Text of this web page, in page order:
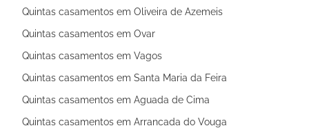
Quintas casamentos em Oliveira de Azemeis
Quintas casamentos em Ovar
Quintas casamentos em Vagos
Quintas casamentos em Santa Maria da Feira
Quintas casamentos em Aguada de Cima
Quintas casamentos em Arrancada do Vouga